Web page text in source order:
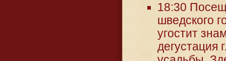
18:30
шведского
угостит
дегустация